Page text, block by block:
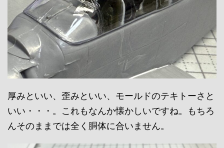
厚みといい、歪みといい、モールドのテキトーさと
いい・・・。これもなんか懐かしいですね。もちろ
んそのままでは全く胴体に合いません。